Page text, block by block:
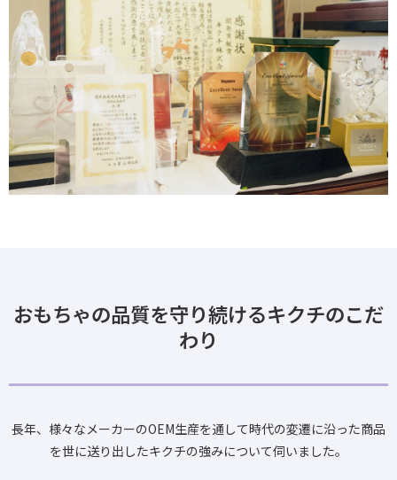
おもちゃの品質を守り続けるキクチのこだ
わり
長年、様々なメーカーのOEM生産を通して時代の変遷に沿った商品
を世に送り出したキクチの強みについて伺いました。